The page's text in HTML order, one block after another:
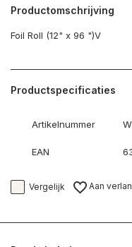
Productomschrijving
Foil Roll (12" x 96 ")V
Productspecificaties
Artikelnummer
EAN
Vergelijk Aan